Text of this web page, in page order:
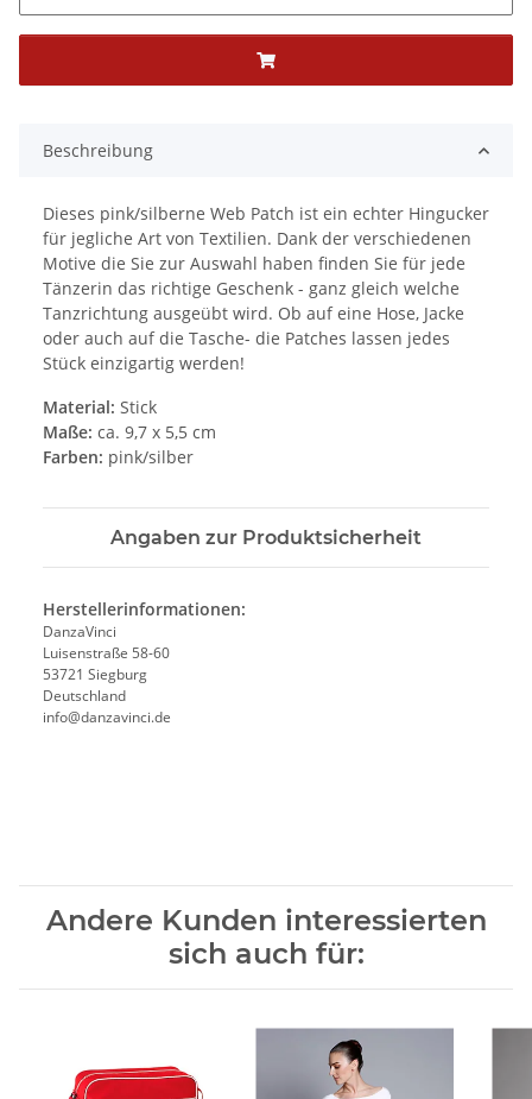
Beschreibung
Dieses pink/silberne Web Patch ist ein echter Hingucker
für jegliche Art von Textilien. Dank der verschiedenen
Motive die Sie zur Auswahl haben finden Sie für jede
Tänzerin das richtige Geschenk - ganz gleich welche
Tanzrichtung ausgeübt wird. Ob auf eine Hose, Jacke
oder auch auf die Tasche- die Patches lassen jedes
Stück einzigartig werden!
Material: Stick
Maße: ca. 9,7 x 5,5 cm
Farben: pink/silber
Angaben zur Produktsicherheit
Herstellerinformationen:
DanzaVinci
Luisenstraße 58-60
53721 Siegburg
Deutschland
info@danzavinci.de
Andere Kunden interessierten
sich auch für: